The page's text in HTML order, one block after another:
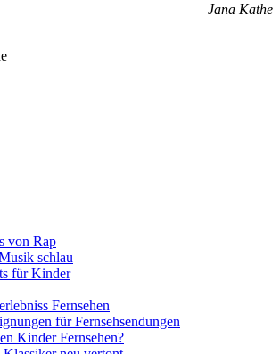
Jana Kathe
von Rap
schlau
für Kinder
Fernsehen
für Fernsehsendungen
Kinder Fernsehen?